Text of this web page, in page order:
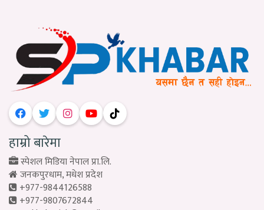
हाम्रो बारेमा
स्पेशल मिडिया नेपाल प्रा.लि.
जनकपुरधाम, मधेश प्रदेश
+977-9844126588
+977-9807672844